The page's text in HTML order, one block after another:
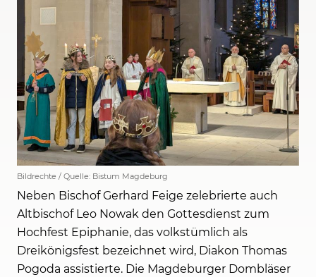
Bildrechte / Quelle: Bistum Magdeburg
Neben Bischof Gerhard Feige zelebrierte auch
Altbischof Leo Nowak den Gottesdienst zum
Hochfest Epiphanie, das volkstümlich als
Dreikönigsfest bezeichnet wird, Diakon Thomas
Pogoda assistierte. Die Magdeburger Dombläser